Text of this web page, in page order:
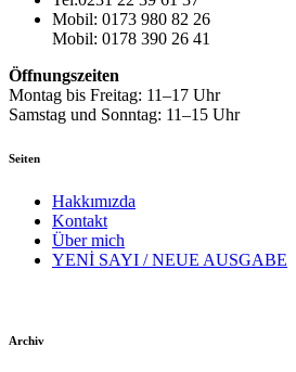
Mobil: 0173 980 82 26
Mobil: 0178 390 26 41
Öffnungszeiten
Montag bis Freitag: 11–17 Uhr
Samstag und Sonntag: 11–15 Uhr
Seiten
Hakkımızda
Kontakt
Über mich
YENİ SAYI / NEUE AUSGABE
Archiv